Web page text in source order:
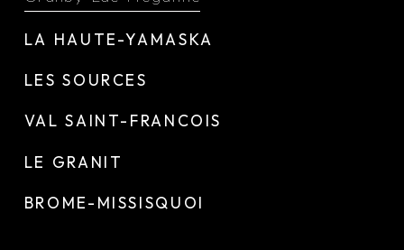
LA HAUTE-YAMASKA
LES SOURCES
VAL SAINT-FRANCOIS
LE GRANIT
BROME-MISSISQUOI